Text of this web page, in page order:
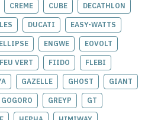
CREME CUBE DECATHLON
DUCATI EASY-WATTS
ELLIPSE ENGWE EOVOLT
FEU VERT FIIDO FLEBI
GAZELLE GHOST GIANT
GOGORO GREYP GT